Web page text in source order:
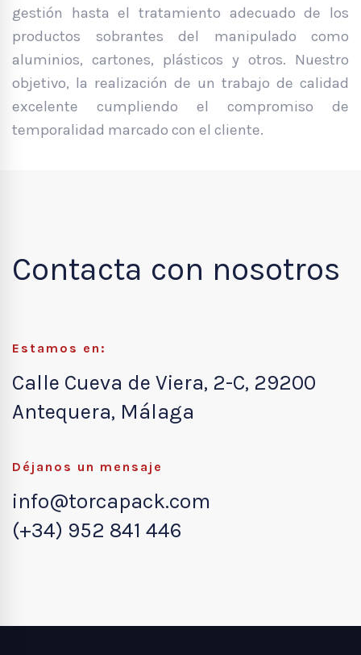
gestión hasta el tratamiento adecuado de los
productos sobrantes del manipulado como
aluminios, cartones, plásticos y otros. Nuestro
objetivo, la realización de un trabajo de calidad
excelente cumpliendo el compromiso de
temporalidad marcado con el cliente.
Contacta con nosotros
Estamos en:
Calle Cueva de Viera, 2-C, 29200
Antequera, Málaga
Déjanos un mensaje
info@torcapack.com
(+34) 952 841 446